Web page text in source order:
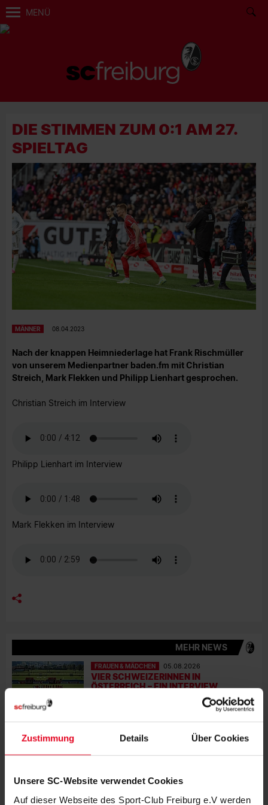
Zustimmung Details Über Cookies
Unsere SC-Website verwendet Cookies
Auf dieser Webseite des Sport-Club Freiburg e.V werden
MENÜ
DIE STIMMEN ZUM 0:1 AM 27.
SPIELTAG
MÄNNER 08.04.2023
Nach der knappen Heimniederlage hat Frank Rischmüller
von unserem Medienpartner baden.fm mit Christian
Streich, Mark Flekken und Philipp Lienhart gesprochen.
Christian Streich im Interview
Philipp Lienhart im Interview
Mark Flekken im Interview
MEHR NEWS
FRAUEN & MÄDCHEN 05.08.2026
VIER SCHWEIZERINNEN IN
ÖSTERREICH – EIN INTERVIEW
01.08.2026
BORBÁLA VINCZE VERSTÄRKT DEN
SPORT-CLUB
SC-FRAUEN SIND IN SCHRUNS